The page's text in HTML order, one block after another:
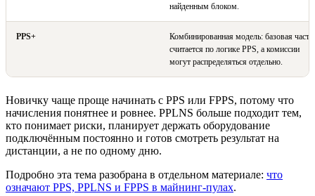
найденным блоком.
PPS+
Комбинированная модель: базовая часть
считается по логике PPS, а комиссии
могут распределяться отдельно.
Новичку чаще проще начинать с PPS или FPPS, потому что
начисления понятнее и ровнее. PPLNS больше подходит тем,
кто понимает риски, планирует держать оборудование
подключённым постоянно и готов смотреть результат на
дистанции, а не по одному дню.
Подробно эта тема разобрана в отдельном материале: что
означают PPS, PPLNS и FPPS в майнинг-пулах.